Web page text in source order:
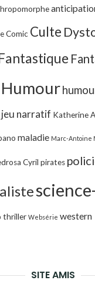
Comic Culte
Humour
jeu narratif Katherine
maladie Marc-Antoine
Cyril pirates
thriller Websérie western
SITE AMIS